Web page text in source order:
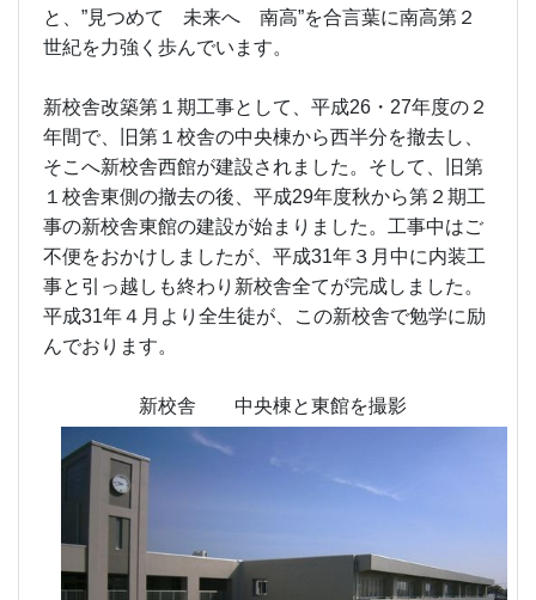
平成31年４月より全生徒が、この新校舎で勉学に励
んでおります。
新校舎 中央棟と東館を撮影